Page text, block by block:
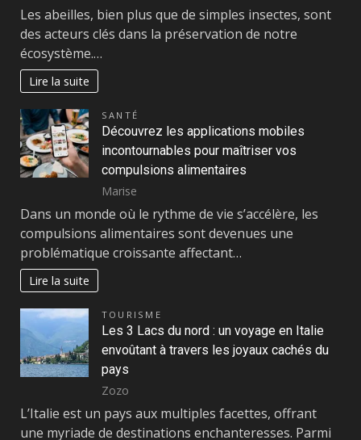
Les abeilles, bien plus que de simples insectes, sont
des acteurs clés dans la préservation de notre
écosystème.…
Lire la suite
SANTÉ
Découvrez les applications mobiles
incontournables pour maîtriser vos
compulsions alimentaires
Marise
Dans un monde où le rythme de vie s’accélère, les
compulsions alimentaires sont devenues une
problématique croissante affectant…
Lire la suite
TOURISME
Les 3 Lacs du nord : un voyage en Italie
envoûtant à travers les joyaux cachés du
pays
Zozo
L’Italie est un pays aux multiples facettes, offrant
une myriade de destinations enchanteresses. Parmi